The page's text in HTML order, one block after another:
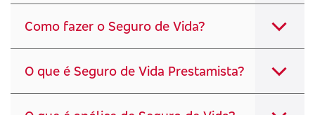
Como fazer o Seguro de Vida?
O que é Seguro de Vida Prestamista?